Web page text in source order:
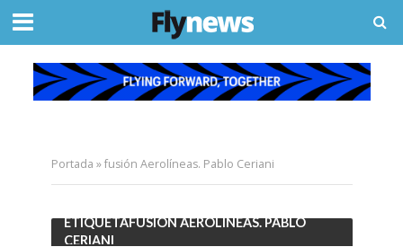
Portada »fusión Aerolíneas. Pablo Ceriani
ETIQUETAFUSIÓN AEROLÍNEAS. PABLO
CERIANI